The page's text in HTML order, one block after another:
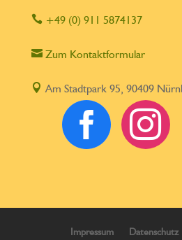
+49 (0) 911 5874137
Zum Kontaktformular
 Am Stadtpark 95, 90409
 
Impressum Datenschutz